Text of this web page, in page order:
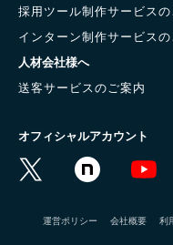
採用ツール制作サービス
インターン制作サービス
人材会社様へ
送客サービスのご案内
オフィシャルアカウント
運営ポリシー 会社概要 利